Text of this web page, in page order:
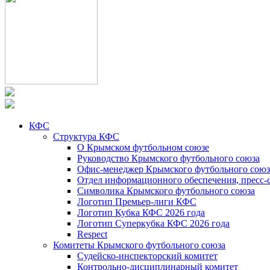
КФС
Структура КФС
О Крымском футбольном союзе
Руководство Крымского футбольного союза
Офис-менеджер Крымского футбольного
Отдел информационного обеспечения, пресс-
Символика Крымского футбольного союза
Логотип Премьер-лиги КФС
Логотип Кубка КФС 2026 года
Логотип Суперкубка КФС 2026 года
Respect
Комитеты Крымского футбольного союза
Судейско-инспекторский комитет
Контрольно-дисциплинарный комитет